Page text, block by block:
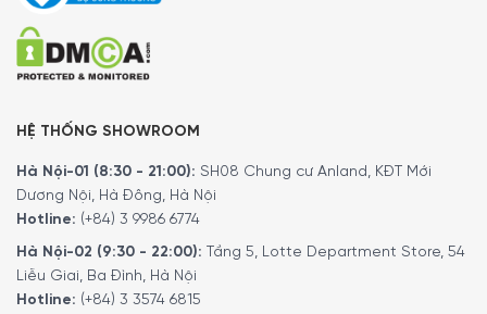
HỆ THỐNG SHOWROOM
Hà Nội-01 (8:30 - 21:00): SH08 Chung cư Anland, KĐT Mới
Dương Nội, Hà Đông, Hà Nội
Hotline: (+84) 3 9986 6774
Hà Nội-02 (9:30 - 22:00): Tầng 5, Lotte Department Store, 54
Liễu Giai, Ba Đình, Hà Nội
Hotline: (+84) 3 3574 6815